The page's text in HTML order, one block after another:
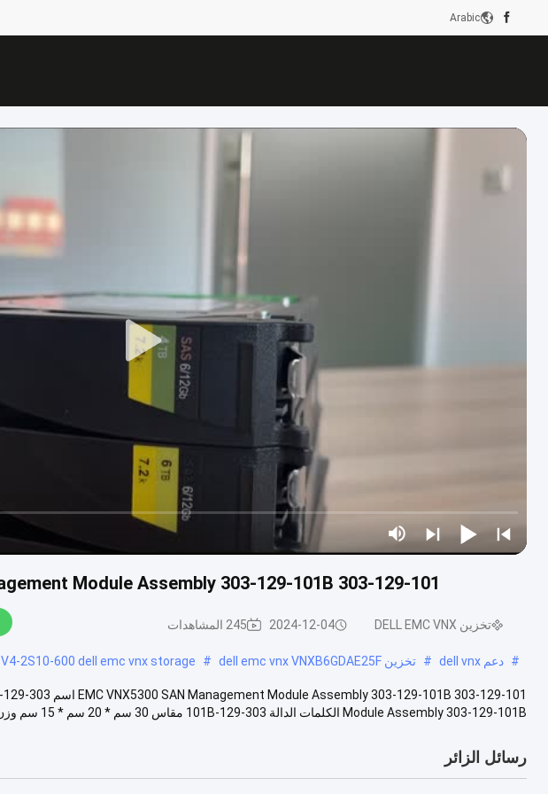
Arabic
303-129-101 EMC Dell Vnx 5300 SAN Management Module Assembly 303-129-101B
تخزين DELL EMC VNX 2024-12-04 245 المشاهدات
# دعم dell vnx # تخزين dell emc vnx VNXB6GDAE25F #
V4-2S10-600 dell emc vnx storage
Module Assembly 303-129-101B الكلمات الدالة 303-129-101B مقاس 30 سم * 20 سم * 15 سم وزن 1...
رسائل الزائر